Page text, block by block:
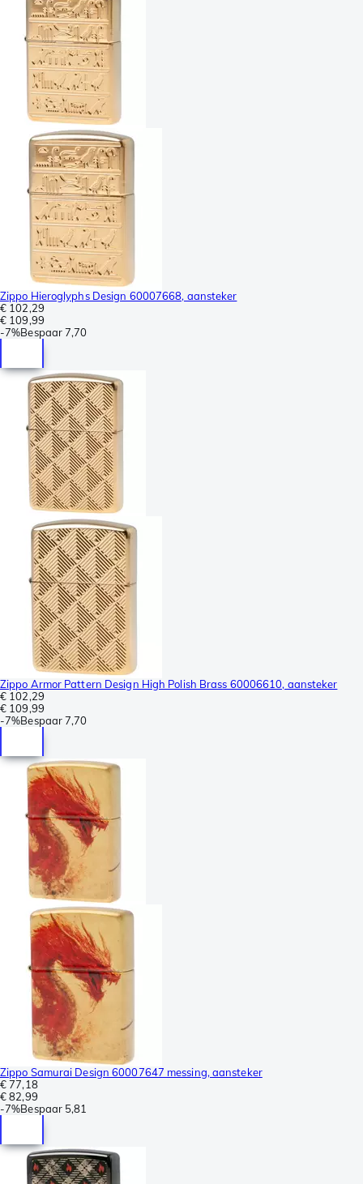
Zippo Hieroglyphs Design 60007668, aansteker
€ 102,29
€ 109,99
-7%Bespaar7,70
Zippo Armor Pattern Design High Polish Brass 60006610, aansteker
€ 102,29
€ 109,99
-7%Bespaar7,70
Zippo Samurai Design 60007647 messing, aansteker
€ 77,18
€ 82,99
-7%Bespaar 5,81